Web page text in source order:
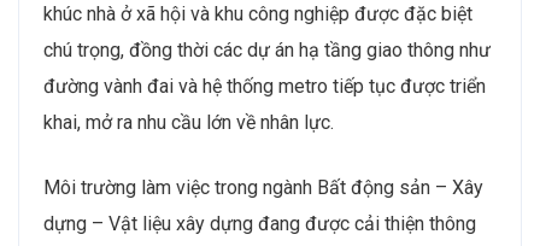
khúc nhà ở xã hội và khu công nghiệp được đặc biệt
chú trọng, đồng thời các dự án hạ tầng giao thông như
đường vành đai và hệ thống metro tiếp tục được triển
khai, mở ra nhu cầu lớn về nhân lực​.
Môi trường làm việc trong ngành Bất động sản – Xây
dựng – Vật liệu xây dựng đang được cải thiện thông